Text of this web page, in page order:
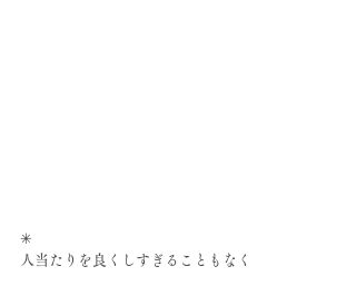
✳︎
人当たりを良くしすぎることもなく